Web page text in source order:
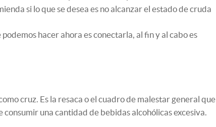
si lo que se desea es no alcanzar el estado de cruda
hacer ahora es conectarla, al fin y al cabo es
cruz. Es la resaca o el cuadro de malestar general que
consumir una cantidad de bebidas alcohólicas excesiva.